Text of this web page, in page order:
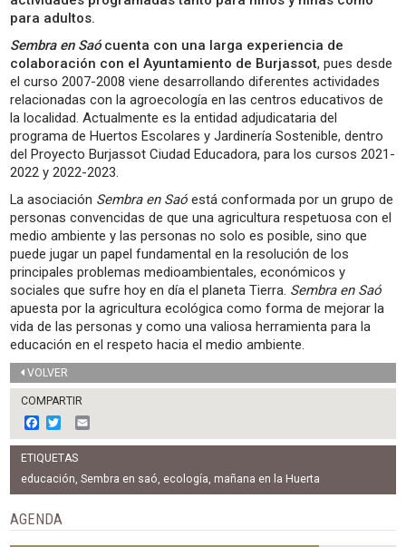
para adultos.
Sembra en Saócuenta con una larga experiencia de
colaboración con el Ayuntamiento de Burjassot, pues desde
el curso 2007-2008 viene desarrollando diferentes actividades
relacionadas con la agroecología en las centros educativos de
la localidad. Actualmente es la entidad adjudicataria del
programa de Huertos Escolares y Jardinería Sostenible, dentro
del Proyecto Burjassot Ciudad Educadora, para los cursos 2021-
2022 y 2022-2023.
La asociación Sembra en Saó está conformada por un grupo de
personas convencidas de que una agricultura respetuosa con el
medio ambiente y las personas no solo es posible, sino que
puede jugar un papel fundamental en la resolución de los
principales problemas medioambientales, económicos y
sociales que sufre hoy en día el planeta Tierra. Sembra en Saó
apuesta por la agricultura ecológica como forma de mejorar la
vida de las personas y como una valiosa herramienta para la
educación en el respeto hacia el medio ambiente.
VOLVER
COMPARTIR
F
a
c
e
b
o
o
k
w
i
t
t
e
m
a
l
ETIQUETAS
educación,Sembra en saó, ecología, mañana en la Huerta
AGENDA